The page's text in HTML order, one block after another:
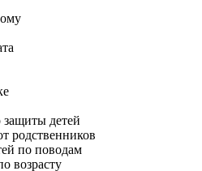
детей
родственников
по поводам
возрасту